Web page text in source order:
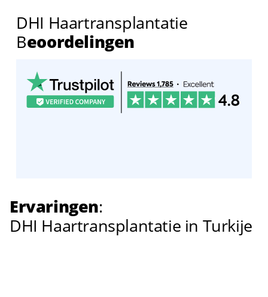
DHI Haartransplantatie
Beoordelingen
Ervaringen:
DHI Haartransplantatie in Turkije